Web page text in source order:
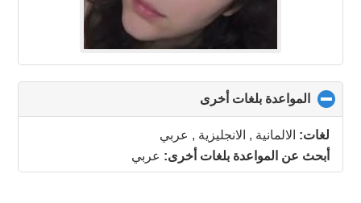
المواعدة بلغات أخرى
to
collapse
contents
لغات: الالمانية , الانجليزية , عربي
أبحث عن المواعدة بلغات أخرى: عربي